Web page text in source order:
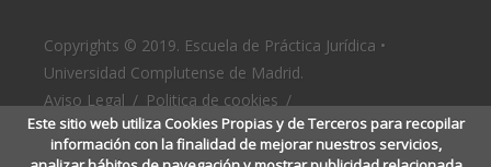
Copyrights © 2019. Escuela de Práctica Jurídica •
Universidad Complutense de Madrid.
Aviso Legal / Politica de cookies /
Politica de privacidad
Este sitio web utiliza Cookies Propias y de Terceros para recopilar
información con la finalidad de mejorar nuestros servicios,